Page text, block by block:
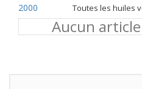
2000 Toutes les huiles
Aucun